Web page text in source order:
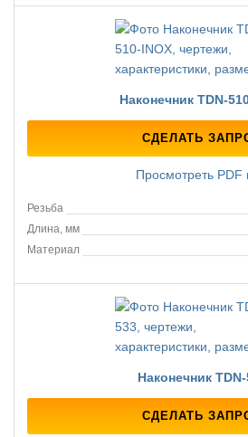
Наконечник TDN-
СДЕЛАТЬ
Просмотреть PDF
Резьба
Длина, мм
Материал
Наконечник
СДЕЛАТЬ